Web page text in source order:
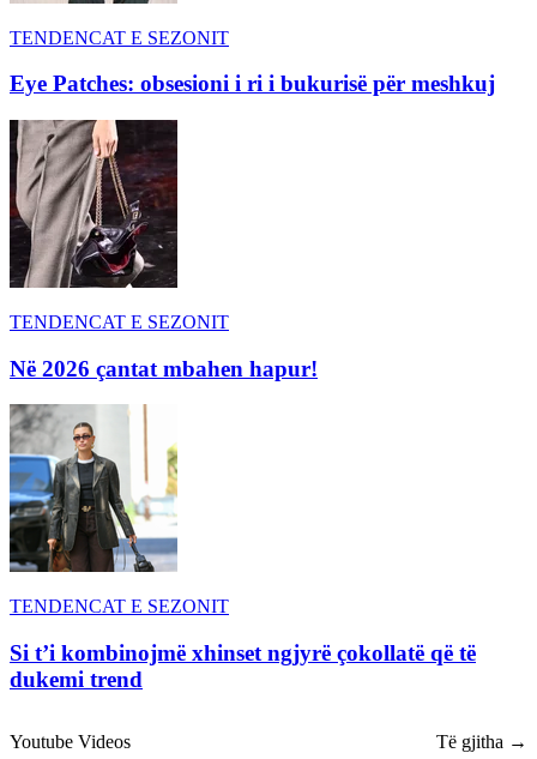
TENDENCAT E SEZONIT
Eye Patches: obsesioni i ri i bukurisë për meshkuj
TENDENCAT E SEZONIT
Në 2026 çantat mbahen hapur!
TENDENCAT E SEZONIT
Si t’i kombinojmë xhinset ngjyrë çokollatë që të
dukemi trend
Youtube Videos Të gjitha →